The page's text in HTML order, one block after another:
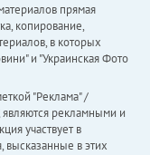
прямая
копирование,
в которых
и "Украинская Фото
"Реклама" /
рекламными и
участвует в
высказанные в этих